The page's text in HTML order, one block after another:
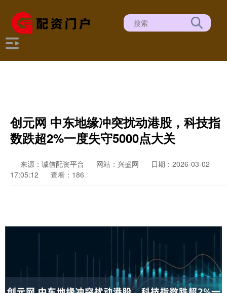
创元网 中东地缘冲突扰动港股，科技指
数跌超2%一度失守5000点大关
来源：诚信配资平台 网站：兴盛网
日期：2026-03-02
17:05:12
查看：186